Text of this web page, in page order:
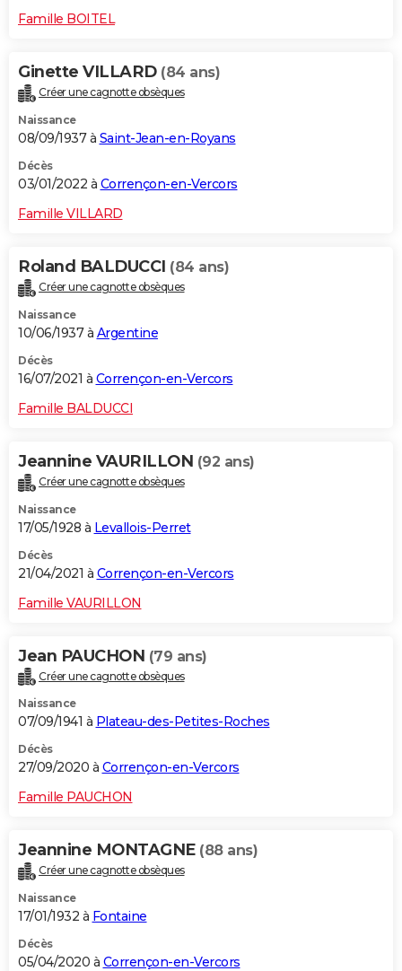
Famille BOITEL
Ginette VILLARD (84 ans)
Créer une cagnotte obsèques
Naissance
08/09/1937 à Saint-Jean-en-Royans
Décès
03/01/2022 à Corrençon-en-Vercors
Famille VILLARD
Roland BALDUCCI (84 ans)
Créer une cagnotte obsèques
Naissance
10/06/1937 à Argentine
Décès
16/07/2021 à Corrençon-en-Vercors
Famille BALDUCCI
Jeannine VAURILLON (92 ans)
Créer une cagnotte obsèques
Naissance
17/05/1928 à Levallois-Perret
Décès
21/04/2021 à Corrençon-en-Vercors
Famille VAURILLON
Jean PAUCHON (79 ans)
Créer une cagnotte obsèques
Naissance
07/09/1941 à Plateau-des-Petites-Roches
Décès
27/09/2020 à Corrençon-en-Vercors
Famille PAUCHON
Jeannine MONTAGNE (88 ans)
Créer une cagnotte obsèques
Naissance
17/01/1932 à Fontaine
Décès
05/04/2020 à Corrençon-en-Vercors